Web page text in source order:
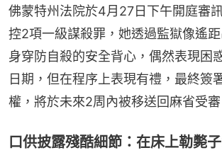
佛蒙特州法院於4月27日下午開庭審
控2項一級謀殺罪，她透過監獄像遙
身穿防自殺的安全背心，偶然表現困
日期，但在程序上表現有禮，最終簽
權，將於未來2周內被移送回麻省受審
口供披露殘酷細節：在床上勒斃